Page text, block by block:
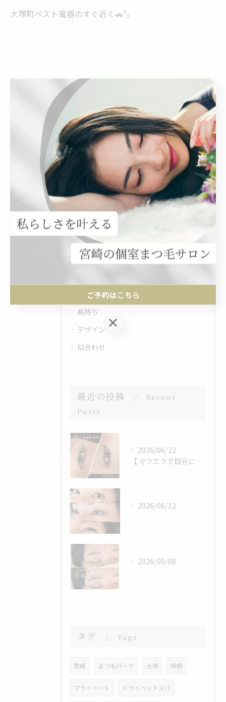
大塚町ベスト電器のすぐ近く🚗³₃
次のページ >
関連タグ
#ブロウリフト #マツエク
カテゴリー
全てのカテゴリー
下まつ毛
長持ち
デザイン
似合わせ
最近の投稿
Recent
Posts
2026/06/22
【 マツエクで目元にボリュームをプラス 】
2026/06/12
.
2026/05/08
.
タグ Tags
宮崎 まつ毛パーマ 大塚 持続
プライベート ドライヘッドスパ
ご予約はこちら
ご予約はこちら